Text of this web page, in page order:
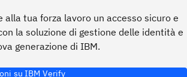
alla tua forza lavoro un accesso sicuro e
la soluzione di gestione delle identità e
generazione di IBM.
su IBM Verify